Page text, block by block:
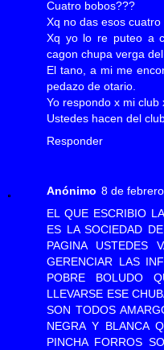
Cuatro bobos???
Xq no das esos cuatro
Xq yo lo re puteo a
cagon chupa verga del
El tano, a mi me
pedazo de otario.
Yo respondo x mi club
Ustedes hacen del
Responder
Anónimo 8 de
EL QUE ESCRIBIO
ES LA SOCIEDAD
PAGINA USTEDES
GERENCIAR LAS
POBRE BOLUDO
LLEVARSE ESE
SON TODOS
NEGRA Y BLANCA
PINCHA FORROS